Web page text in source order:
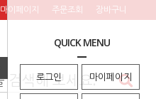
QUICK MENU
로그인 마이페이지
마이페이지 주문조회 장바구니